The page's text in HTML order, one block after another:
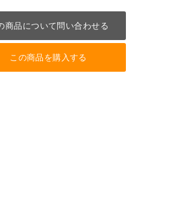
商品について問い合わせる
この商品を購入する